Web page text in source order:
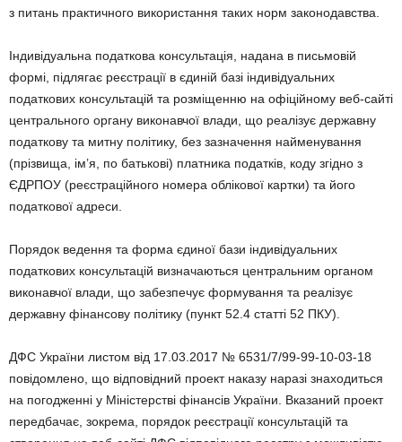
з питань практичного використання таких норм законодавства.
Індивідуальна податкова консультація, надана в письмовій
формі, підлягає реєстрації в єдиній базі індивідуальних
податкових консультацій та розміщенню на офіційному веб-сайті
центрального органу виконавчої влади, що реалізує державну
податкову та митну політику, без зазначення найменування
(прізвища, ім’я, по батькові) платника податків, коду згідно з
ЄДРПОУ (реєстраційного номера облікової картки) та його
податкової адреси.
Порядок ведення та форма єдиної бази індивідуальних
податкових консультацій визначаються центральним органом
виконавчої влади, що забезпечує формування та реалізує
державну фінансову політику (пункт 52.4 статті 52 ПКУ).
ДФС України листом від 17.03.2017 № 6531/7/99-99-10-03-18
повідомлено, що відповідний проект наказу наразі знаходиться
на погодженні у Міністерстві фінансів України. Вказаний проект
передбачає, зокрема, порядок реєстрації консультацій та